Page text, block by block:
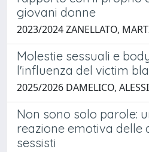
giovani donne
2023/2024 ZANELLATO,
Molestie sessuali e
l'influenza del victim
2025/2026 DAMELICO,
Non sono solo parole:
reazione emotiva delle
sessisti